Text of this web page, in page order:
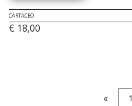
CARTACEO
€ 18,00
« 1